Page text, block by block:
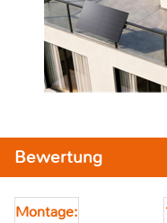
Bewertung
Montage: